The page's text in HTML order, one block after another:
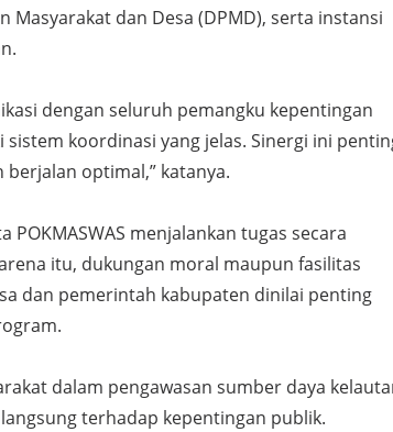
Masyarakat dan Desa (DPMD), serta instansi
dengan seluruh pemangku kepentingan
sistem koordinasi yang jelas. Sinergi ini
optimal,” katanya.
menjalankan tugas secara
itu, dukungan moral maupun fasilitas
dan pemerintah kabupaten dinilai penting
dalam pengawasan sumber daya
terhadap kepentingan publik.